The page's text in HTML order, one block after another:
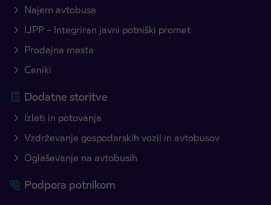
Najem avtobusa
IJPP – Integriran javni potniški promet
Prodajna mesta
Ceniki
Dodatne storitve
Izleti in potovanja
Vzdrževanje gospodarskih vozil in avtobusov
Oglaševanje na avtobusih
Podpora potnikom